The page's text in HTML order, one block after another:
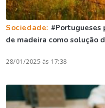
Sociedade: #Portugueses
de madeira como solução
28/01/2025 às 17:38